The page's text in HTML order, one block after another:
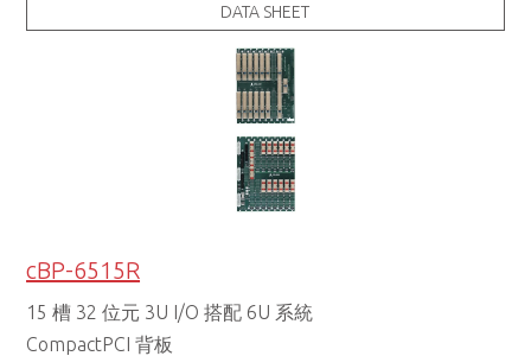
DATA SHEET
cBP-6515R
15 槽 32 位元 3U I/O 搭配 6U 系統
CompactPCI 背板